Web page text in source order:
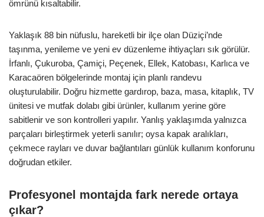
ömrünü kısaltabilir.
Yaklaşık 88 bin nüfuslu, hareketli bir ilçe olan Düziçi’nde
taşınma, yenileme ve yeni ev düzenleme ihtiyaçları sık görülür.
İrfanlı, Çukuroba, Çamiçi, Peçenek, Ellek, Katobası, Karlıca ve
Karacaören bölgelerinde montaj için planlı randevu
oluşturulabilir. Doğru hizmette gardırop, baza, masa, kitaplık, TV
ünitesi ve mutfak dolabı gibi ürünler, kullanım yerine göre
sabitlenir ve son kontrolleri yapılır. Yanlış yaklaşımda yalnızca
parçaları birleştirmek yeterli sanılır; oysa kapak aralıkları,
çekmece rayları ve duvar bağlantıları günlük kullanım konforunu
doğrudan etkiler.
Profesyonel montajda fark nerede ortaya
çıkar?